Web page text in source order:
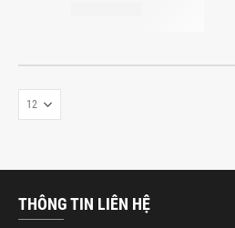
THÔNG TIN LIÊN HỆ